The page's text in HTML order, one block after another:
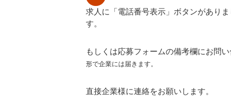
求人に「電話番号表示」ボタンがあり
す。
もしくは応募フォームの備考欄にお問
形で企業には届きます。
直接企業様に連絡をお願いします。